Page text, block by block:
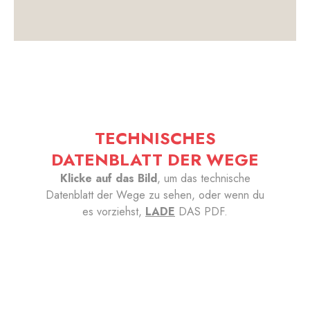
TECHNISCHES
DATENBLATT DER WEGE
Klicke auf das Bild, um das technische
Datenblatt der Wege zu sehen, oder wenn du
es vorziehst, LADE DAS PDF.